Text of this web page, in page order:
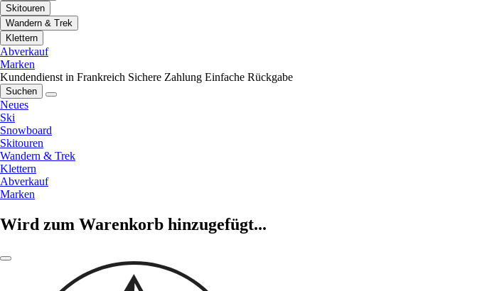
Skitouren
Wandern & Trek
Klettern
Abverkauf
Marken
Kundendienst in Frankreich Sichere Zahlung Einfache Rückgabe
Suchen
Neues
Ski
Snowboard
Skitouren
Wandern & Trek
Klettern
Abverkauf
Marken
Wird zum Warenkorb hinzugefügt...